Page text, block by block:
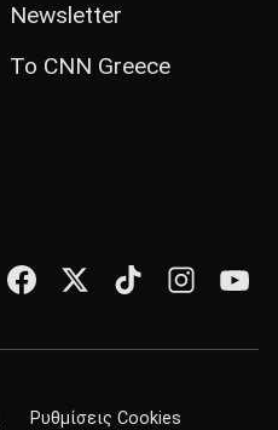
Newsletter
Το CNN Greece
Ρυθμίσεις Cookies